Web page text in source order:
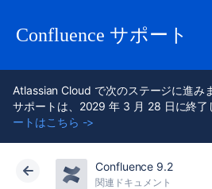
Confluence サポート
Atlassian Cloud で次のステージに進み
サポートは、2029 年 3 月 28 日に終了
ートはこちら ->
Confluence 9.2
関連ドキュメント
アトラシアン サポート